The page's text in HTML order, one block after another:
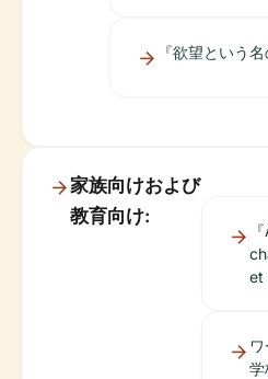
『欲望という名
家族向けおよび
教育向け:
et
学